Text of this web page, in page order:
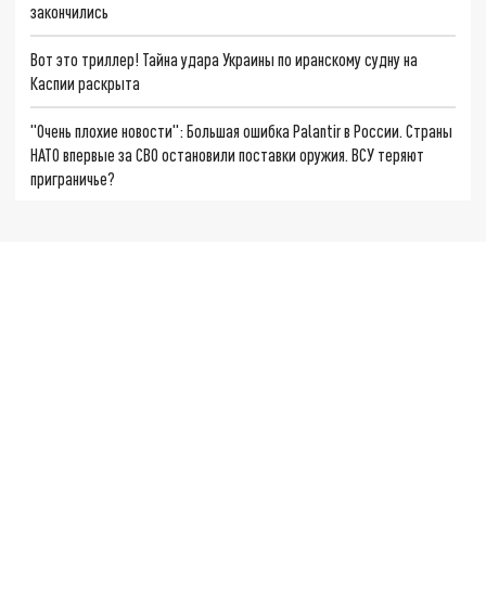
закончились
Вот это триллер! Тайна удара Украины по иранскому судну на
Каспии раскрыта
"Очень плохие новости": Большая ошибка Palantir в России. Страны
НАТО впервые за СВО остановили поставки оружия. ВСУ теряют
приграничье?